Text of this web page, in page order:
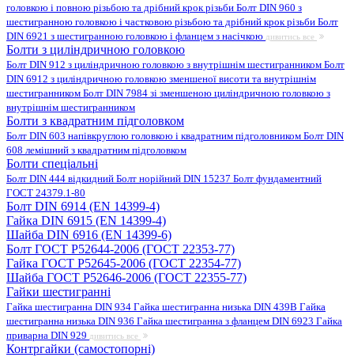
головкою і повною різьбою та дрібний крок різьби Болт DIN 960 з
шестигранною головкою і частковою різьбою та дрібний крок різьби Болт
DIN 6921 з шестигранною головкою і фланцем з насічкою дивитись все
Болти з циліндричною головкою
Болт DIN 912 з циліндричною головкою з внутрішнім шестигранником Болт
DIN 6912 з циліндричною головкою зменшеної висоти та внутрішнім
шестигранником Болт DIN 7984 зі зменшеною циліндричною головкою з
внутрішнім шестигранником
Болти з квадратним підголовком
Болт DIN 603 напівкруглою головкою і квадратним підголовником Болт DIN
608 лемішний з квадратним підголовком
Болти спеціальні
Болт DIN 444 відкидний Болт норійний DIN 15237 Болт фундаментний
ГОСТ 24379.1-80
Болт DIN 6914 (EN 14399-4)
Гайка DIN 6915 (EN 14399-4)
Шайба DIN 6916 (EN 14399-6)
Болт ГОСТ Р52644-2006 (ГОСТ 22353-77)
Гайка ГОСТ Р52645-2006 (ГОСТ 22354-77)
Шайба ГОСТ Р52646-2006 (ГОСТ 22355-77)
Гайки шестигранні
Гайка шестигранна DIN 934 Гайка шестигранна низька DIN 439B Гайка
шестигранна низька DIN 936 Гайка шестигранна з фланцем DIN 6923 Гайка
приварна DIN 929 дивитись все
Контргайки (самостопорні)